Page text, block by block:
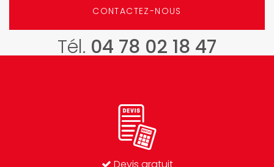
CONTACTEZ-NOUS
Tél. 04 78 02 18 47
Devis gratuit